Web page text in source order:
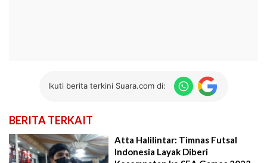
Ikuti berita terkini Suara.com di:
BERITA TERKAIT
Atta Halilintar: Timnas Futsal
Indonesia Layak Diberi